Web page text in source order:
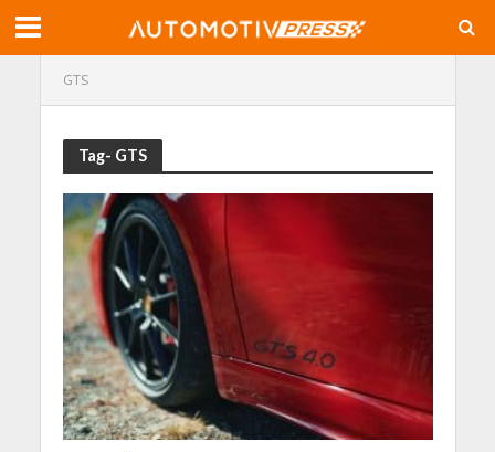
GTS
Tag- GTS